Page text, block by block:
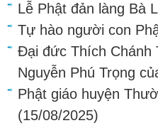
Lễ Phật đản làng Bà
Tự hào người con
Đại đức Thích Chánh
Nguyễn Phú Trọng
Phật giáo huyện
(15/08/2025)